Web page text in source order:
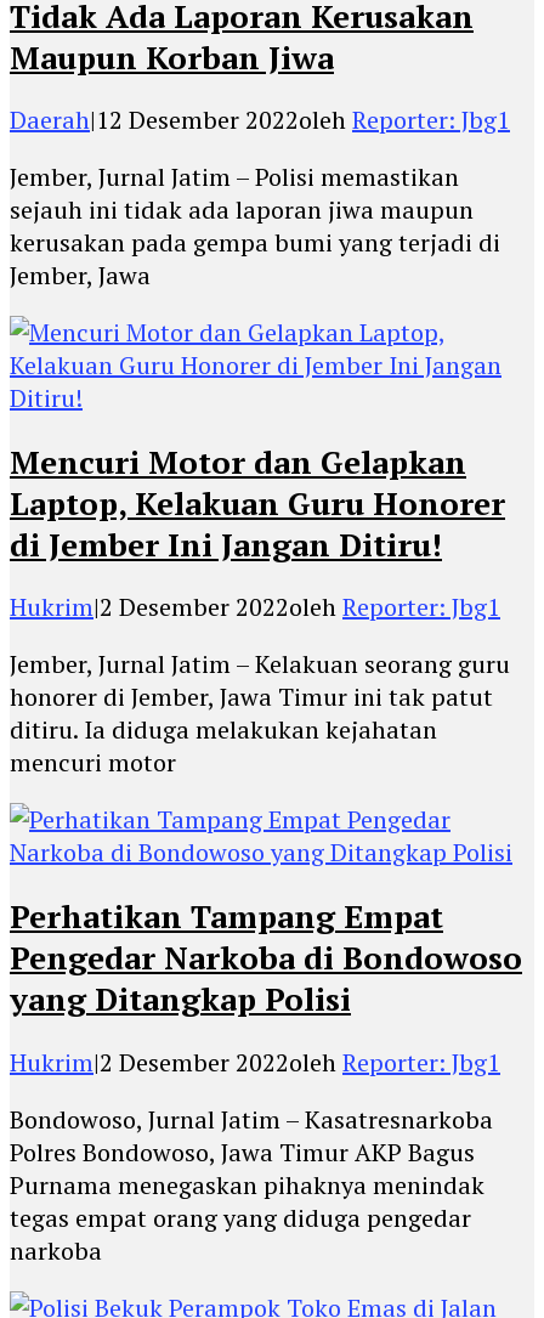
Tidak Ada Laporan Kerusakan
Maupun Korban Jiwa
Daerah|12 Desember 2022olehReporter: Jbg1
Jember, Jurnal Jatim – Polisi memastikan
sejauh ini tidak ada laporan jiwa maupun
kerusakan pada gempa bumi yang terjadi di
Jember, Jawa
Mencuri Motor dan Gelapkan
Laptop, Kelakuan Guru Honorer
di Jember Ini Jangan Ditiru!
Hukrim|2 Desember 2022olehReporter: Jbg1
Jember, Jurnal Jatim – Kelakuan seorang guru
honorer di Jember, Jawa Timur ini tak patut
ditiru. Ia diduga melakukan kejahatan
mencuri motor
Perhatikan Tampang Empat
Pengedar Narkoba di Bondowoso
yang Ditangkap Polisi
Hukrim|2 Desember 2022olehReporter: Jbg1
Bondowoso, Jurnal Jatim – Kasatresnarkoba
Polres Bondowoso, Jawa Timur AKP Bagus
Purnama menegaskan pihaknya menindak
tegas empat orang yang diduga pengedar
narkoba